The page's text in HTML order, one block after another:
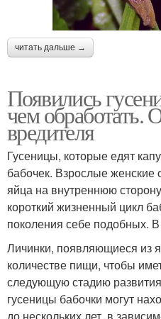
читать дальше →
Появились
чем обработать.
вредителя
Гусеницы, которые едят
бабочек. Взрослые женские
яйца на внутреннюю
короткий жизненный цикл
поколения себе подобных.
Личинки, появляющиеся из
количестве пищи, чтобы
следующую стадию
гусеницы бабочки могут
до нескольких лет, в